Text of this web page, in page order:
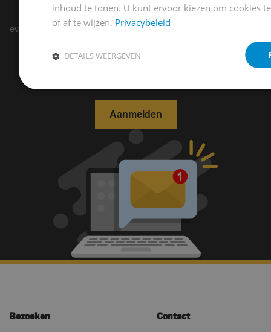
Blijf op de hoogte van exclusieve updates, nieuws en
evenementen! Schrijf je in voor onze nieuwsbrief en mis niets.
E-mailadres
Bezoeken Contact
inhoud te tonen. U kunt ervoor kiezen om cookies
of af te wijzen. Privacybeleid
DETAILS WEERGEVEN